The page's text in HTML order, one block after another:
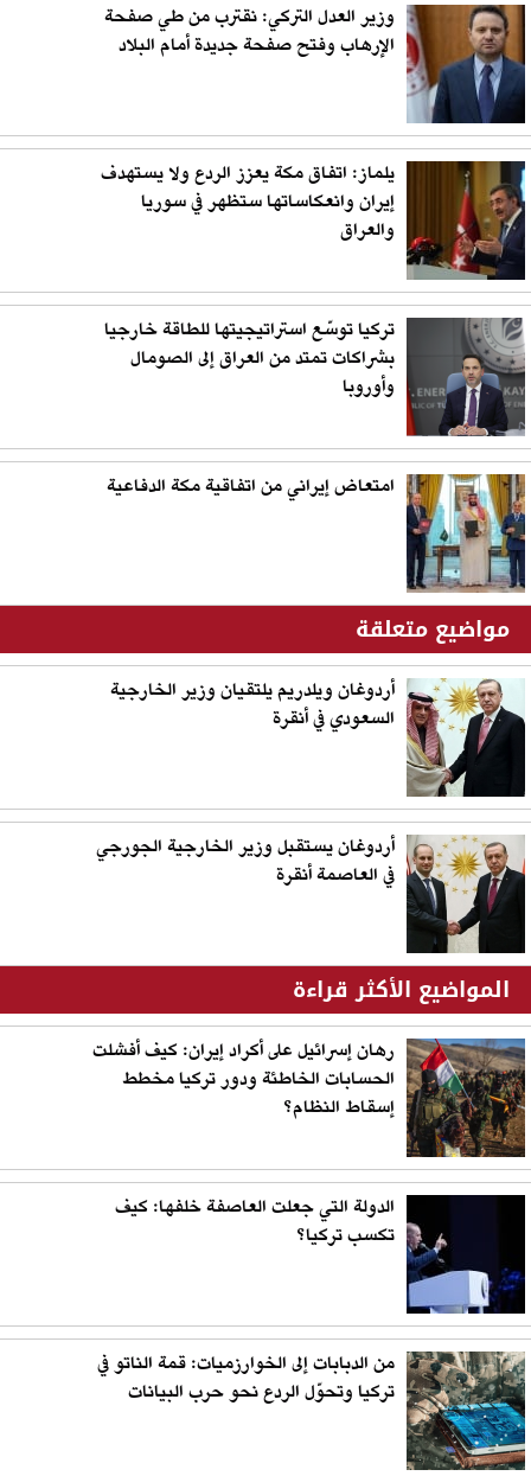
وزير العدل التركي: نقترب من طي صفحة
الإرهاب وفتح صفحة جديدة أمام البلاد
يلماز: اتفاق مكة يعزز الردع ولا يستهدف
إيران وانعكاساتها ستظهر في سوريا
والعراق
تركيا توسّع استراتيجيتها للطاقة خارجيا
بشراكات تمتد من العراق إلى الصومال
وأوروبا
امتعاض إيراني من اتفاقية مكة الدفاعية
مواضيع متعلقة
أردوغان ويلدريم يلتقيان وزير الخارجية
السعودي في أنقرة
أردوغان يستقبل وزير الخارجية الجورجي
في العاصمة أنقرة
المواضيع الأكثر قراءة
رهان إسرائيل على أكراد إيران: كيف أفشلت
الحسابات الخاطئة ودور تركيا مخطط
إسقاط النظام؟
الدولة التي جعلت العاصفة خلفها: كيف
تكسب تركيا؟
من الدبابات إلى الخوارزميات: قمة الناتو في
تركيا وتحوّل الردع نحو حرب البيانات